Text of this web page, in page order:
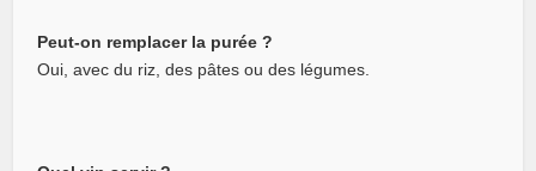
Peut-on remplacer la purée ?
Oui, avec du riz, des pâtes ou des légumes.